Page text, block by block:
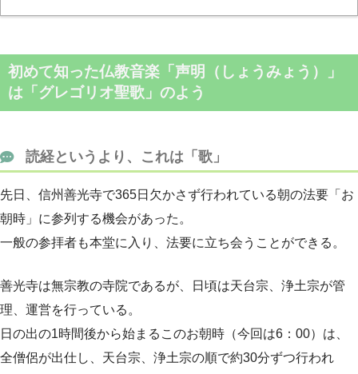
初めて知った仏教音楽「声明（しょうみょう）」
は「グレゴリオ聖歌」のよう
読経というより、これは「歌」
先日、信州善光寺で365日欠かさず行われている朝の法要「お
朝時」に参列する機会があった。
一般の参拝者も本堂に入り、法要に立ち会うことができる。
善光寺は無宗教の寺院であるが、日頃は天台宗、浄土宗が管
理、運営を行っている。
日の出の1時間後から始まるこのお朝時（今回は6：00）は、
全僧侶が出仕し、天台宗、浄土宗の順で約30分ずつ行われ